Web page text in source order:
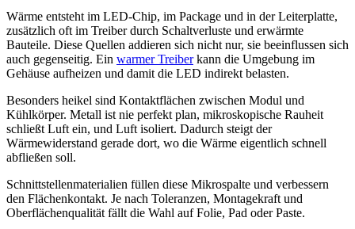
Wärme entsteht im LED-Chip, im Package und in der Leiterplatte,
zusätzlich oft im Treiber durch Schaltverluste und erwärmte
Bauteile. Diese Quellen addieren sich nicht nur, sie beeinflussen sich
auch gegenseitig. Ein warmer Treiberkann die Umgebung im
Gehäuse aufheizen und damit die LED indirekt belasten.
Besonders heikel sind Kontaktflächen zwischen Modul und
Kühlkörper. Metall ist nie perfekt plan, mikroskopische Rauheit
schließt Luft ein, und Luft isoliert. Dadurch steigt der
Wärmewiderstand gerade dort, wo die Wärme eigentlich schnell
abfließen soll.
Schnittstellenmaterialien füllen diese Mikrospalte und verbessern
den Flächenkontakt. Je nach Toleranzen, Montagekraft und
Oberflächenqualität fällt die Wahl auf Folie, Pad oder Paste.